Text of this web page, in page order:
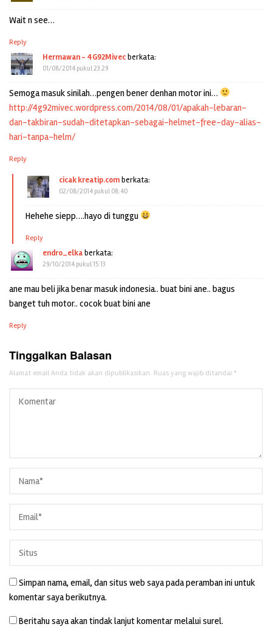
Wait n see…
Reply
Hermawan - 4G92Mivecberkata:
01/08/2014 pukul 23:29
Semoga masuk sinilah…pengen bener denhan motor ini…
http://4g92mivec.wordpress.com/2014/08/01/apakah-lebaran-
dan-takbiran-sudah-ditetapkan-sebagai-helmet-free-day-alias-
hari-tanpa-helm/
Reply
cicak kreatip.comberkata:
02/08/2014 pukul 08:40
Hehehe siepp….hayo di tunggu
Reply
endro_elkaberkata:
29/10/2014 pukul 15:13
ane mau beli jika benar masuk indonesia.. buat bini ane.. bagus
banget tuh motor.. cocok buat bini ane
Reply
Tinggalkan Balasan
Alamat email Anda tidak akan dipublikasikan. Ruas yang wajib ditandai *
Simpan nama, email, dan situs web saya pada peramban ini untuk
komentar saya berikutnya.
Beritahu saya akan tindak lanjut komentar melalui surel.